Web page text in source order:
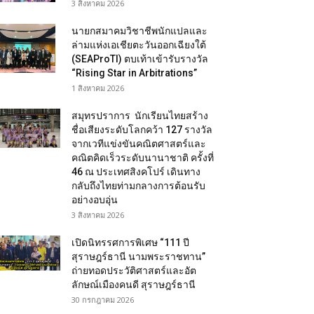
3 สิงหาคม 2026
นายกสมาคมวิชาชีพนักแปลและ
ล่ามแห่งเอเชียตะวันออกเฉียงใต้
(SEAProTI) ตบเท้าเข้ารับรางวัล
“Rising Star in Arbitrations”
1 สิงหาคม 2026
สมุทรปราการ นักเรียนไทยสร้าง
ชื่อเสียงระดับโลกคว้า 127 รางวัล
จากเวทีแข่งขันคณิตศาสตร์และ
คณิตคิดเร็วระดับนานาชาติ ครั้งที่
46 ณ ประเทศสิงคโปร์ เดินทาง
กลับถึงไทยท่ามกลางการต้อนรับ
อย่างอบอุ่น
3 สิงหาคม 2026
เปิดนิทรรศการพิเศษ “111 ปี
สุราษฎร์ธานี นามพระราชทาน”
ถ่ายทอดประวัติศาสตร์และอัต
ลักษณ์เมืองคนดี สุราษฎร์ธานี
30 กรกฎาคม 2026